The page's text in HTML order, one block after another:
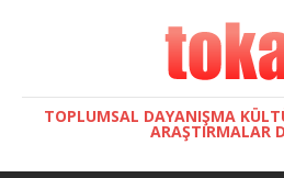
TOPLUMSAL DAYANIŞMA
ARAŞTIRMALAR